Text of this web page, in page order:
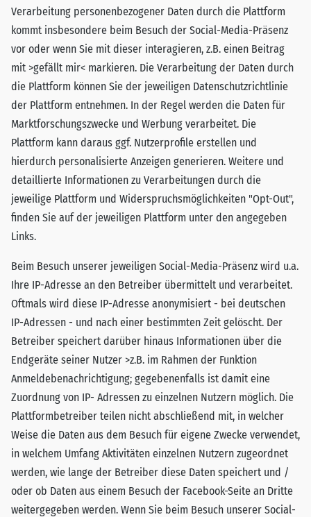
Verarbeitung personenbezogener Daten durch die Plattform
kommt insbesondere beim Besuch der Social-Media-Präsenz
vor oder wenn Sie mit dieser interagieren, z.B. einen Beitrag
mit >gefällt mir< markieren. Die Verarbeitung der Daten durch
die Plattform können Sie der jeweiligen Datenschutzrichtlinie
der Plattform entnehmen. In der Regel werden die Daten für
Marktforschungszwecke und Werbung verarbeitet. Die
Plattform kann daraus ggf. Nutzerprofile erstellen und
hierdurch personalisierte Anzeigen generieren. Weitere und
detaillierte Informationen zu Verarbeitungen durch die
jeweilige Plattform und Widerspruchsmöglichkeiten "Opt-Out",
finden Sie auf der jeweiligen Plattform unter den angegeben
Links.
Beim Besuch unserer jeweiligen Social-Media-Präsenz wird u.a.
Ihre IP-Adresse an den Betreiber übermittelt und verarbeitet.
Oftmals wird diese IP-Adresse anonymisiert - bei deutschen
IP-Adressen - und nach einer bestimmten Zeit gelöscht. Der
Betreiber speichert darüber hinaus Informationen über die
Endgeräte seiner Nutzer >z.B. im Rahmen der Funktion
Anmeldebenachrichtigung; gegebenenfalls ist damit eine
Zuordnung von IP- Adressen zu einzelnen Nutzern möglich. Die
Plattformbetreiber teilen nicht abschließend mit, in welcher
Weise die Daten aus dem Besuch für eigene Zwecke verwendet,
in welchem Umfang Aktivitäten einzelnen Nutzern zugeordnet
werden, wie lange der Betreiber diese Daten speichert und /
oder ob Daten aus einem Besuch der Facebook-Seite an Dritte
weitergegeben werden. Wenn Sie beim Besuch unserer Social-